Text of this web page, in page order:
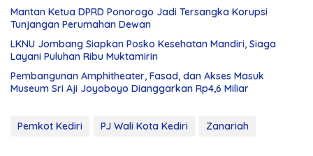
Mantan Ketua DPRD Ponorogo Jadi Tersangka Korupsi
Tunjangan Perumahan Dewan
LKNU Jombang Siapkan Posko Kesehatan Mandiri, Siaga
Layani Puluhan Ribu Muktamirin
Pembangunan Amphitheater, Fasad, dan Akses Masuk
Museum Sri Aji Joyoboyo Dianggarkan Rp4,6 Miliar
Pemkot Kediri PJ Wali Kota Kediri Zanariah